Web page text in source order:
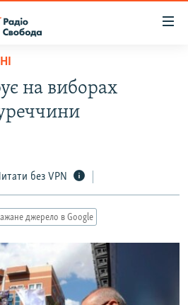
на виборах
без VPN
джерело в Google